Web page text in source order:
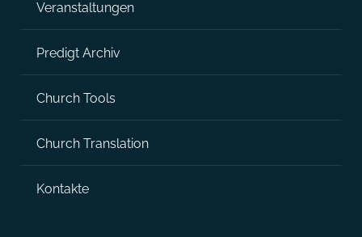
Veranstaltungen
Predigt Archiv
Church Tools
Church Translation
Kontakte